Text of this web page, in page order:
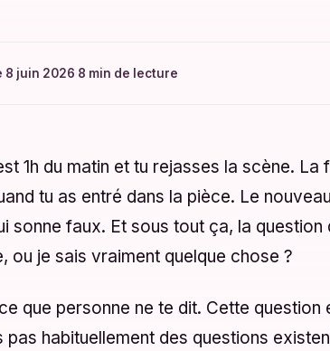
8 juin 2026·8 min de lecture
tu as entré dans la pièce. Le
sonne faux. Et sous tout ça, la
ou je sais vraiment quelque chose ?
que personne ne te dit. Cette question
pas habituellement des questions